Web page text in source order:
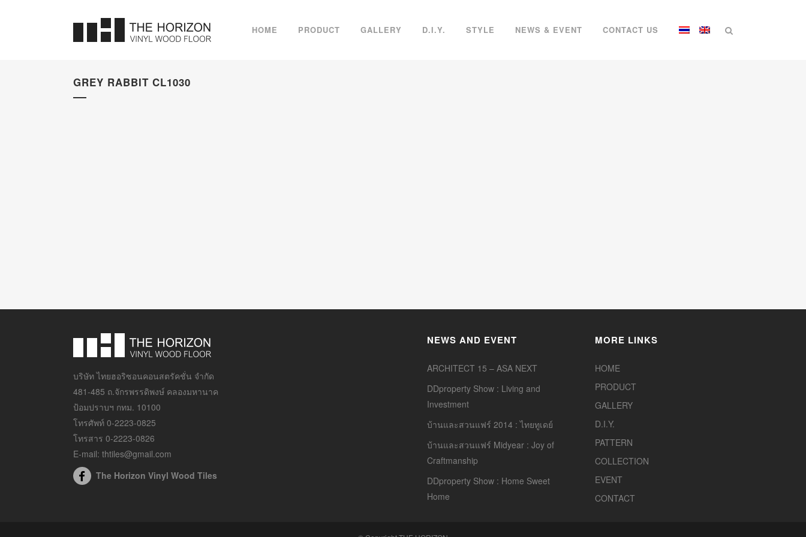
HOME PRODUCT GALLERY D.I.Y. STYLE NEWS & EVENT CONTACT US
GREY RABBIT CL1030
บริษัท ไทยฮอริซอนคอนสตรัคชั่น จำกัด
481-485 ถ.จักรพรรดิพงษ์ คลองมหานาค
ป้อมปราบฯ กทม. 10100
โทรศัพท์ 0-2223-0825
โทรสาร 0-2223-0826
E-mail: thtiles@gmail.com
The Horizon Vinyl Wood Tiles
NEWS AND EVENT
ARCHITECT 15 – ASA NEXT
DDproperty Show : Living and
Investment
บ้านและสวนแฟร์ 2014 : ไทยทูเดย์
บ้านและสวนแฟร์ Midyear : Joy of
Craftmanship
DDproperty Show : Home Sweet
Home
MORE LINKS
HOME
PRODUCT
GALLERY
D.I.Y.
PATTERN
COLLECTION
EVENT
CONTACT